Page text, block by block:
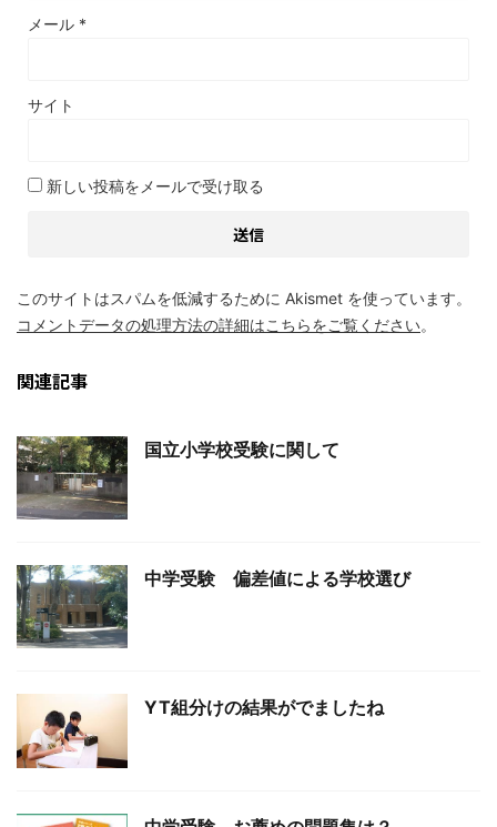
メール *
サイト
新しい投稿をメールで受け取る
このサイトはスパムを低減するために Akismet を使っています。
コメントデータの処理方法の詳細はこちらをご覧ください。
関連記事
国立小学校受験に関して
中学受験 偏差値による学校選び
YT組分けの結果がでましたね